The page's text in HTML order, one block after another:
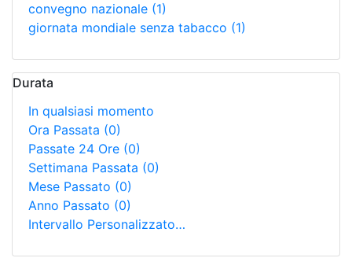
convegno nazionale (1)
giornata mondiale senza tabacco (1)
Durata
In qualsiasi momento
Ora Passata (0)
Passate 24 Ore (0)
Settimana Passata (0)
Mese Passato (0)
Anno Passato (0)
Intervallo Personalizzato…